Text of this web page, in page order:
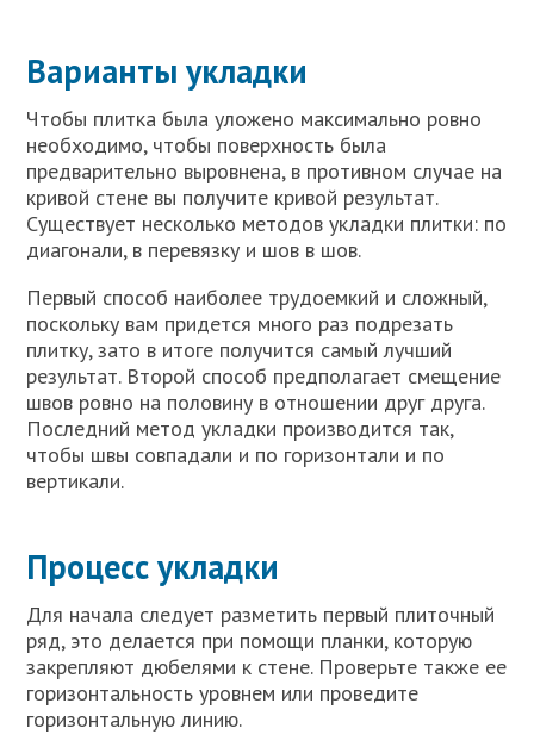
Варианты укладки
Чтобы плитка была уложено максимально ровно
необходимо, чтобы поверхность была
предварительно выровнена, в противном случае на
кривой стене вы получите кривой результат.
Существует несколько методов укладки плитки: по
диагонали, в перевязку и шов в шов.
Первый способ наиболее трудоемкий и сложный,
поскольку вам придется много раз подрезать
плитку, зато в итоге получится самый лучший
результат. Второй способ предполагает смещение
швов ровно на половину в отношении друг друга.
Последний метод укладки производится так,
чтобы швы совпадали и по горизонтали и по
вертикали.
Процесс укладки
Для начала следует разметить первый плиточный
ряд, это делается при помощи планки, которую
закрепляют дюбелями к стене. Проверьте также ее
горизонтальность уровнем или проведите
горизонтальную линию.